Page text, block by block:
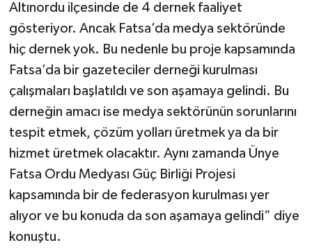
Altınordu ilçesinde de 4 dernek faaliyet
gösteriyor. Ancak Fatsa’da medya sektöründe
hiç dernek yok. Bu nedenle bu proje kapsamında
Fatsa’da bir gazeteciler derneği kurulması
çalışmaları başlatıldı ve son aşamaya gelindi. Bu
derneğin amacı ise medya sektörünün sorunlarını
tespit etmek, çözüm yolları üretmek ya da bir
hizmet üretmek olacaktır. Aynı zamanda Ünye
Fatsa Ordu Medyası Güç Birliği Projesi
kapsamında bir de federasyon kurulması yer
alıyor ve bu konuda da son aşamaya gelindi” diye
konuştu.